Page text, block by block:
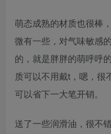
萌态成熟的材质也很棒
微有一些，对气味敏感
的，就是胖胖的萌呼呼
质可以不用戴t，嗯，很
可以省下一大笔开销。
送了一些润滑油，很不